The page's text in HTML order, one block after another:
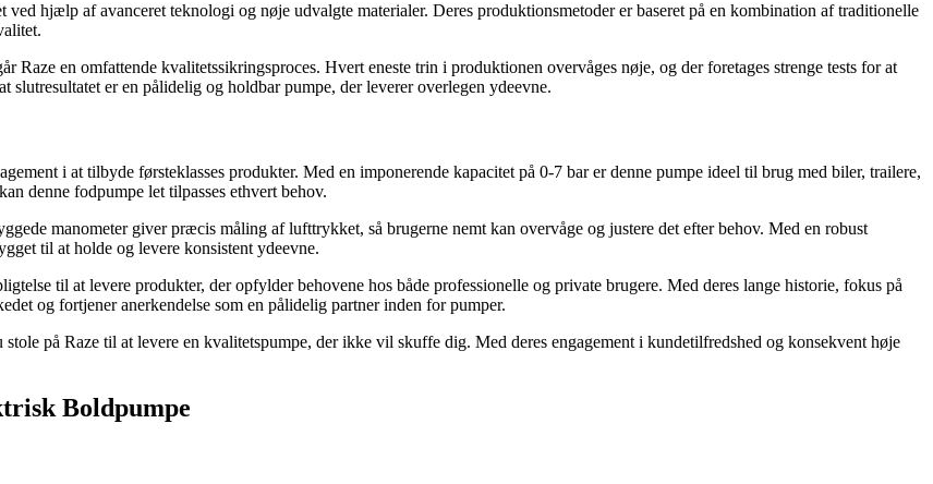
hjælp af avanceret teknologi og nøje udvalgte materialer. Deres produktionsmetoder er baseret på en kombination af traditionelle
Raze en omfattende kvalitetssikringsproces. Hvert eneste trin i produktionen overvåges nøje, og der foretages strenge tests for at
er en pålidelig og holdbar pumpe, der leverer overlegen ydeevne.
i at tilbyde førsteklasses produkter. Med en imponerende kapacitet på 0-7 bar er denne pumpe ideel til brug med biler, trailere,
denne fodpumpe let tilpasses ethvert behov.
manometer giver præcis måling af lufttrykket, så brugerne nemt kan overvåge og justere det efter behov. Med en robust
til at holde og levere konsistent ydeevne.
til at levere produkter, der opfylder behovene hos både professionelle og private brugere. Med deres lange historie, fokus på
og fortjener anerkendelse som en pålidelig partner inden for pumper.
på Raze til at levere en kvalitetspumpe, der ikke vil skuffe dig. Med deres engagement i kundetilfredshed og konsekvent høje
Boldpumpe